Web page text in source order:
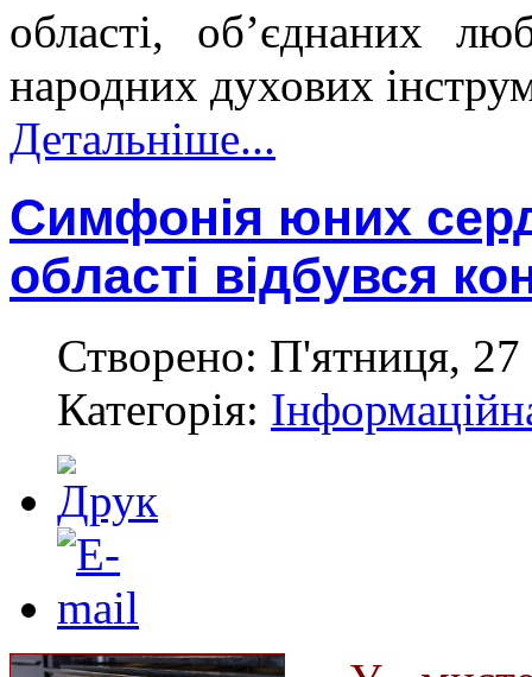
області, об’єднаних
народних духових
Детальніше...
Симфонія юних
області відбувся
Створено: П'ятниця, 27
Категорія: